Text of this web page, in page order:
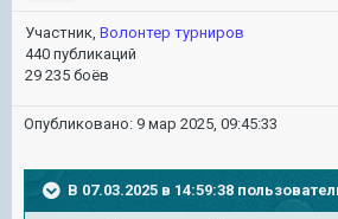
Участник, Волонтер турниров
440 публикаций
29 235 боёв
Опубликовано: 9 мар 2025, 09:45:33
В 07.03.2025 в 14:59:38